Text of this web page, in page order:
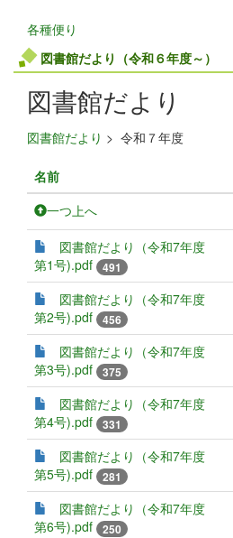
各種便り
図書館だより（令和６年度～）
図書館だより
図書館だより > 令和７年度
名前
一つ上へ
図書館だより（令和7年度
第1号).pdf
491
図書館だより（令和7年度
第2号).pdf
456
図書館だより（令和7年度
第3号).pdf
375
図書館だより（令和7年度
第4号).pdf
331
図書館だより（令和7年度
第5号).pdf
281
図書館だより（令和7年度
第6号).pdf
250